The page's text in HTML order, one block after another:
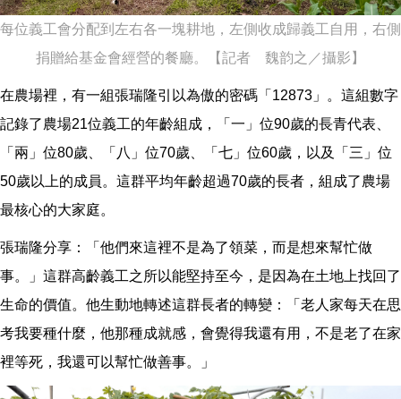
每位義工會分配到左右各一塊耕地，左側收成歸義工自用，右側
捐贈給基金會經營的餐廳。【記者 魏韵之／攝影】
在農場裡，有一組張瑞隆引以為傲的密碼「12873」。這組數字
記錄了農場21位義工的年齡組成，「一」位90歲的長青代表、
「兩」位80歲、「八」位70歲、「七」位60歲，以及「三」位
50歲以上的成員。這群平均年齡超過70歲的長者，組成了農場
最核心的大家庭。
張瑞隆分享：「他們來這裡不是為了領菜，而是想來幫忙做
事。」這群高齡義工之所以能堅持至今，是因為在土地上找回了
生命的價值。他生動地轉述這群長者的轉變：「老人家每天在思
考我要種什麼，他那種成就感，會覺得我還有用，不是老了在家
裡等死，我還可以幫忙做善事。」